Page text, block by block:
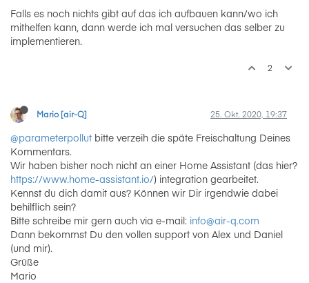
Falls es noch nichts gibt auf das ich aufbauen kann/wo ich
mithelfen kann, dann werde ich mal versuchen das selber zu
implementieren.
2
Mario [air-Q] 25. Okt. 2020, 19:37
@parameterpollut bitte verzeih die späte Freischaltung Deines
Kommentars.
Wir haben bisher noch nicht an einer Home Assistant (das hier?
https://www.home-assistant.io/) integration gearbeitet.
Kennst du dich damit aus? Können wir Dir irgendwie dabei
behilflich sein?
Bitte schreibe mir gern auch via e-mail: info@air-q.com
Dann bekommst Du den vollen support von Alex und Daniel
(und mir).
Grüße
Mario